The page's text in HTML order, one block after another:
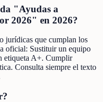
"Ayudas a
2026" en 2026?
jurídicas que cumplan los
oficial: Sustituir un equipo
etiqueta A+. Cumplir
Consulta siempre el texto